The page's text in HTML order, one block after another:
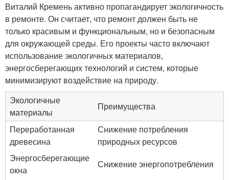
Виталий Кремень активно пропагандирует экологичность
в ремонте. Он считает, что ремонт должен быть не
только красивым и функциональным, но и безопасным
для окружающей среды. Его проекты часто включают
использование экологичных материалов,
энергосберегающих технологий и систем, которые
минимизируют воздействие на природу.
Экологичные
материалы
Преимущества
Переработанная
древесина
Снижение потребления
природных ресурсов
Энергосберегающие
окна
Снижение энергопотребления